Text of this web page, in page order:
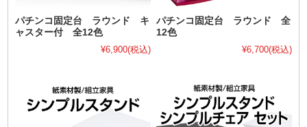
パチンコ固定台 ラウンド キ
ャスター付 全12色
¥6,900(税込)
パチンコ固定台 ラウンド 全
12色
¥6,700(税込)